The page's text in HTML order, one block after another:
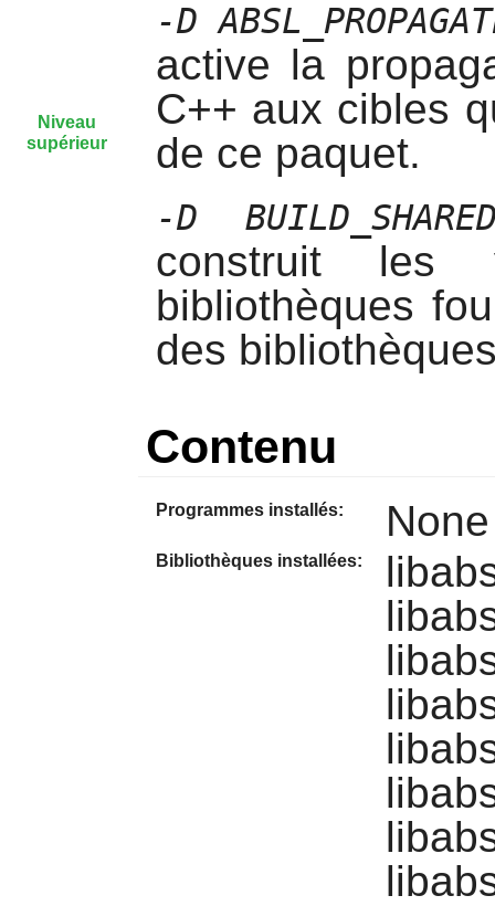
-D
active la
C++ aux cibles
de ce paquet.
-D
construit les
bibliothèques
des
Contenu
Programmes installés: None
Bibliothèques installées:
Niveau
supérieur